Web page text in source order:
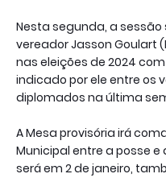
Nesta segunda, a
vereador Jasson Goulart
nas eleições de 2024
indicado por ele entre os
diplomados na última
A Mesa provisória irá
Municipal entre a posse
será em 2 de janeiro,